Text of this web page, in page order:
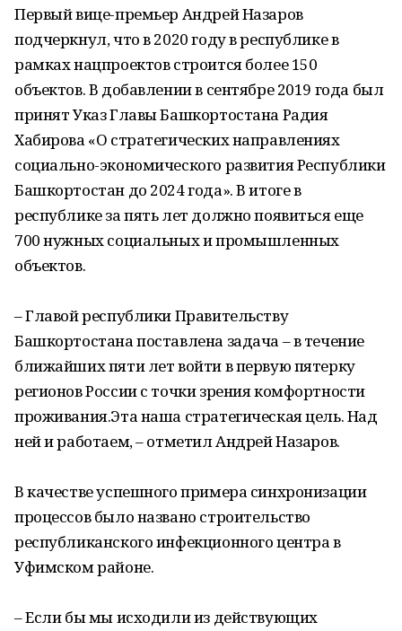
Первый вице-премьер Андрей Назаров
подчеркнул, что в 2020 году в республике в
рамках нацпроектов строится более 150
объектов. В добавлении в сентябре 2019 года был
принят Указ Главы Башкортостана Радия
Хабирова «О стратегических направлениях
социально-экономического развития Республики
Башкортостан до 2024 года». В итоге в
республике за пять лет должно появиться еще
700 нужных социальных и промышленных
объектов.
– Главой республики Правительству
Башкортостана поставлена задача – в течение
ближайших пяти лет войти в первую пятерку
регионов России с точки зрения комфортности
проживания.Эта наша стратегическая цель. Над
ней и работаем, – отметил Андрей Назаров.
В качестве успешного примера синхронизации
процессов было названо строительство
республиканского инфекционного центра в
Уфимском районе.
– Если бы мы исходили из действующих